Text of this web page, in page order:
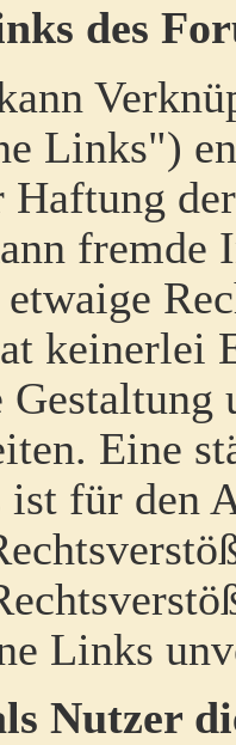
des
Links")
Haftung
fremde
keinerlei
Eine
für den
Links
Nutzer